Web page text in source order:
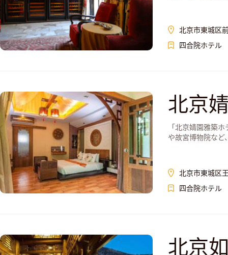
北京市東城区
四合院ホテル
北京
「北京婧園雅築
や故宮博物院など
北京市東城区
四合院ホテル
北京